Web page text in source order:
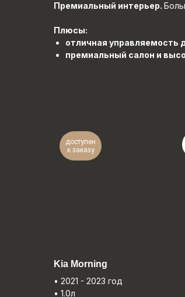
Премиальный интерьер.
Плюсы:
отличная управляемость
премиальный салон и
доступен
к заказу
Kia Morning
• 2021 - 2023 год
• 1.0л